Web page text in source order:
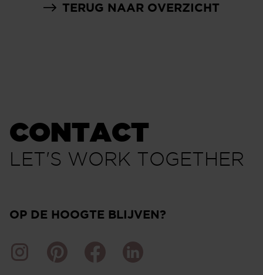
TERUG NAAR OVERZICHT
CONTACT
LET'S WORK TOGETHER
OP DE HOOGTE BLIJVEN?